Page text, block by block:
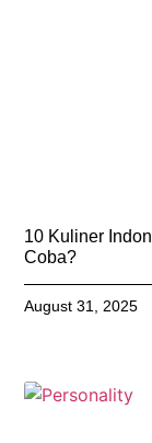
10 Kuliner
Coba?
August 31, 2025